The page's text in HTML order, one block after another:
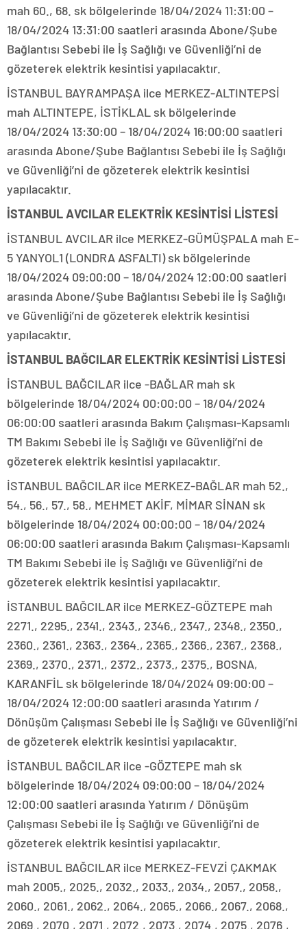
mah 60., 68. sk bölgelerinde 18/04/2024 11:31:00 –
18/04/2024 13:31:00 saatleri arasında Abone/Şube
Bağlantısı Sebebi ile İş Sağlığı ve Güvenliği’ni de
gözeterek elektrik kesintisi yapılacaktır.
İSTANBUL BAYRAMPAŞA ilce MERKEZ-ALTINTEPSİ
mah ALTINTEPE, İSTİKLAL sk bölgelerinde
18/04/2024 13:30:00 – 18/04/2024 16:00:00 saatleri
arasında Abone/Şube Bağlantısı Sebebi ile İş Sağlığı
ve Güvenliği’ni de gözeterek elektrik kesintisi
yapılacaktır.
İSTANBUL AVCILAR ELEKTRİK KESİNTİSİ LİSTESİ
İSTANBUL AVCILAR ilce MERKEZ-GÜMÜŞPALA mah E-
5 YANYOL1 (LONDRA ASFALTI) sk bölgelerinde
18/04/2024 09:00:00 – 18/04/2024 12:00:00 saatleri
arasında Abone/Şube Bağlantısı Sebebi ile İş Sağlığı
ve Güvenliği’ni de gözeterek elektrik kesintisi
yapılacaktır.
İSTANBUL BAĞCILAR ELEKTRİK KESİNTİSİ LİSTESİ
İSTANBUL BAĞCILAR ilce -BAĞLAR mah sk
bölgelerinde 18/04/2024 00:00:00 – 18/04/2024
06:00:00 saatleri arasında Bakım Çalışması-Kapsamlı
TM Bakımı Sebebi ile İş Sağlığı ve Güvenliği’ni de
gözeterek elektrik kesintisi yapılacaktır.
İSTANBUL BAĞCILAR ilce MERKEZ-BAĞLAR mah 52.,
54., 56., 57., 58., MEHMET AKİF, MİMAR SİNAN sk
bölgelerinde 18/04/2024 00:00:00 – 18/04/2024
06:00:00 saatleri arasında Bakım Çalışması-Kapsamlı
TM Bakımı Sebebi ile İş Sağlığı ve Güvenliği’ni de
gözeterek elektrik kesintisi yapılacaktır.
İSTANBUL BAĞCILAR ilce MERKEZ-GÖZTEPE mah
2271., 2295., 2341., 2343., 2346., 2347., 2348., 2350.,
2360., 2361., 2363., 2364., 2365., 2366., 2367., 2368.,
2369., 2370., 2371., 2372., 2373., 2375., BOSNA,
KARANFİL sk bölgelerinde 18/04/2024 09:00:00 –
18/04/2024 12:00:00 saatleri arasında Yatırım /
Dönüşüm Çalışması Sebebi ile İş Sağlığı ve Güvenliği’ni
de gözeterek elektrik kesintisi yapılacaktır.
İSTANBUL BAĞCILAR ilce -GÖZTEPE mah sk
bölgelerinde 18/04/2024 09:00:00 – 18/04/2024
12:00:00 saatleri arasında Yatırım / Dönüşüm
Çalışması Sebebi ile İş Sağlığı ve Güvenliği’ni de
gözeterek elektrik kesintisi yapılacaktır.
İSTANBUL BAĞCILAR ilce MERKEZ-FEVZİ ÇAKMAK
mah 2005., 2025., 2032., 2033., 2034., 2057., 2058.,
2060., 2061., 2062., 2064., 2065., 2066., 2067., 2068.,
2069., 2070., 2071., 2072., 2073., 2074., 2075., 2076.,